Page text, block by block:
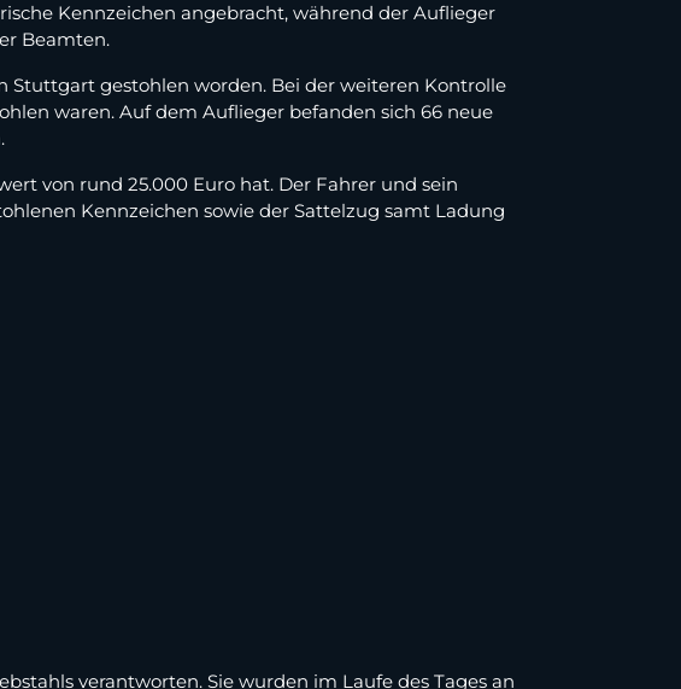
Kennzeichen angebracht, während der Auflieger
Beamten.
Stuttgart gestohlen worden. Bei der weiteren Kontrolle
waren. Auf dem Auflieger befanden sich 66 neue
von rund 25.000 Euro hat. Der Fahrer und sein
Kennzeichen sowie der Sattelzug samt Ladung
verantworten. Sie wurden im Laufe des Tages an